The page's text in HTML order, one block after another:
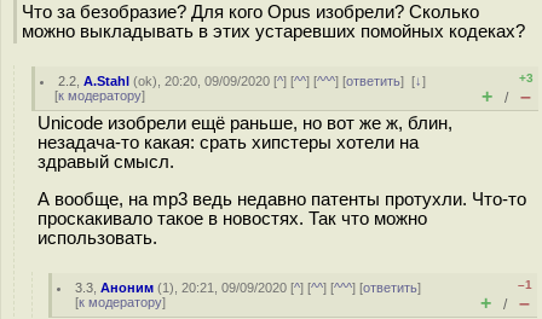
Что за безобразие? Для кого Opus изобрели? Сколько
можно выкладывать в этих устаревших помойных кодеках?
2.2 ,A.Stahl (ok), 20:20, 09/09/2020 [^] [^^] [^^^] [ответить][↓]
[к модератору]
+3
+ / –
Unicode изобрели ещё раньше, но вот же ж, блин,
незадача-то какая: срать хипстеры хотели на
здравый смысл.
А вообще, на mp3 ведь недавно патенты протухли. Что-то
проскакивало такое в новостях. Так что можно
использовать.
3.3 ,Аноним (1), 20:21, 09/09/2020 [^] [^^] [^^^] [ответить]
[к модератору]
–1
+ / –